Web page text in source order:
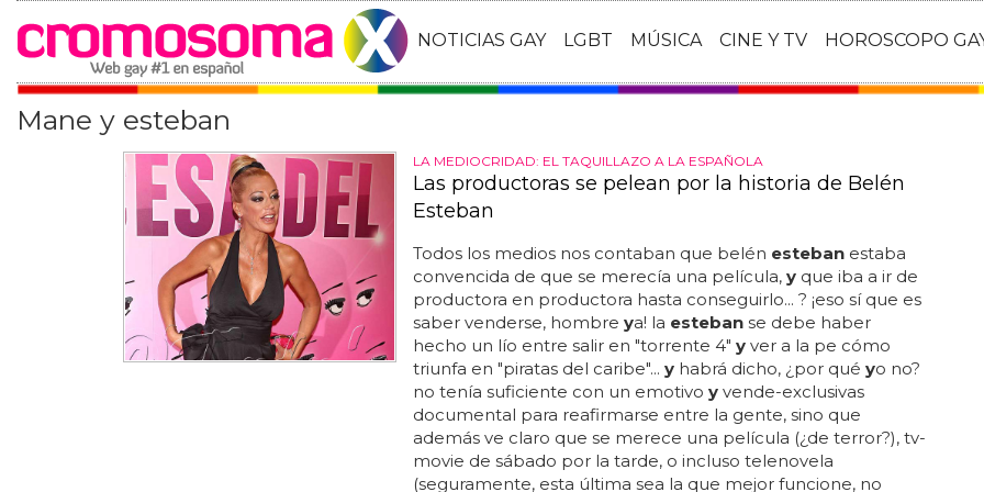
NOTICIAS GAY LGBT MÚSICA CINE Y TV HOROSCOPO
Mane y esteban
LA MEDIOCRIDAD: EL TAQUILLAZO A LA ESPAÑOLA
Las productoras se pelean por la historia de Belén
Esteban
Todos los medios nos contaban que belén estebanestaba
convencida de que se merecía una película, yque iba a ir de
productora en productora hasta conseguirlo... ? ¡eso sí que es
saber venderse, hombre ya! la estebanse debe haber
hecho un lío entre salir en "torrente 4" yver a la pe cómo
triunfa en "piratas del caribe"... yhabrá dicho, ¿por qué yo no?
no tenía suficiente con un emotivo yvende-exclusivas
documental para reafirmarse entre la gente, sino que
además ve claro que se merece una película (¿de terror?), tv-
movie de sábado por la tarde, o incluso telenovela
(seguramente, esta última sea la que mejor funcione, no